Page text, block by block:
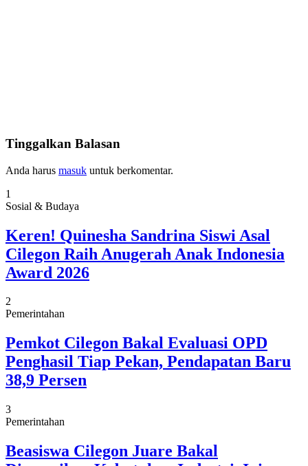
Tinggalkan Balasan
Anda harus masuk untuk berkomentar.
1
Sosial & Budaya
Keren! Quinesha Sandrina Siswi Asal
Cilegon Raih Anugerah Anak Indonesia
Award 2026
2
Pemerintahan
Pemkot Cilegon Bakal Evaluasi OPD
Penghasil Tiap Pekan, Pendapatan Baru
38,9 Persen
3
Pemerintahan
Beasiswa Cilegon Juare Bakal